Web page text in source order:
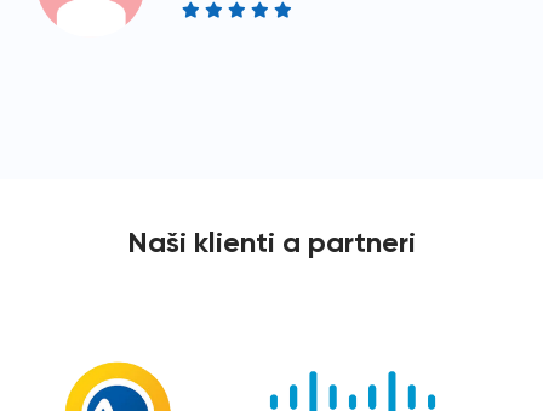
Naši klienti a partneri